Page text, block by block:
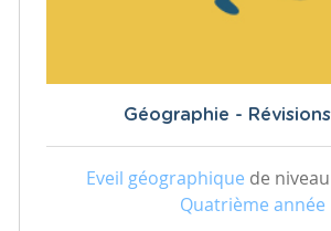
Géographie -
Eveil géographique de niveau
Quatrième année